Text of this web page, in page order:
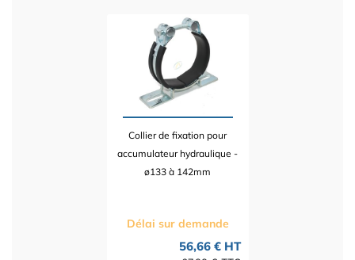
Collier de fixation pour
accumulateur hydraulique -
ø133 à 142mm
Délai sur demande
56,66 € HT